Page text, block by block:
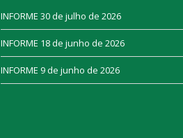
INFORME 30 de julho de 2026
INFORME 18 de junho de 2026
INFORME 9 de junho de 2026